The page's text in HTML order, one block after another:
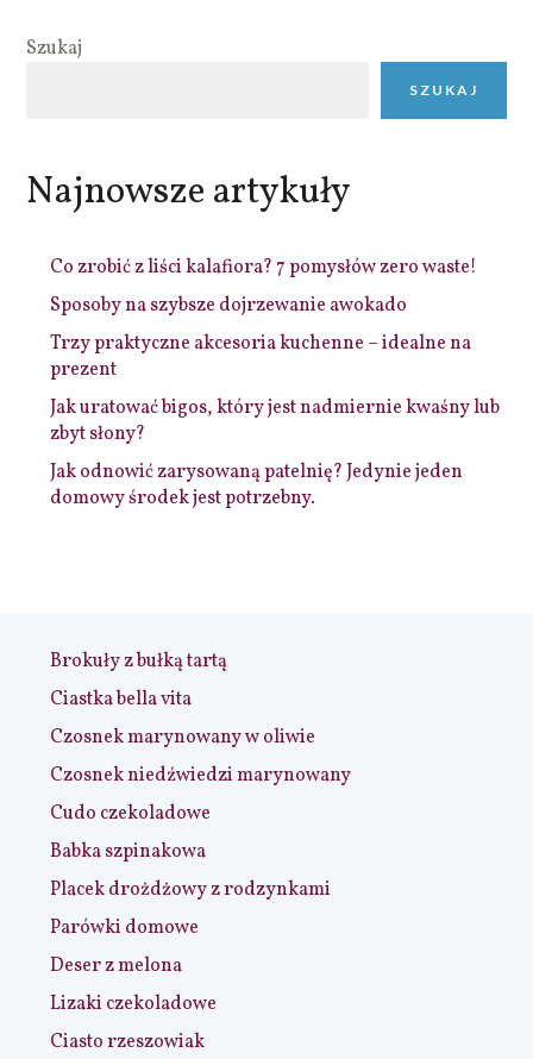
Szukaj
SZUKAJ
Najnowsze artykuły
Co zrobić z liści kalafiora? 7 pomysłów zero waste!
Sposoby na szybsze dojrzewanie awokado
Trzy praktyczne akcesoria kuchenne – idealne na
prezent
Jak uratować bigos, który jest nadmiernie kwaśny lub
zbyt słony?
Jak odnowić zarysowaną patelnię? Jedynie jeden
domowy środek jest potrzebny.
Brokuły z bułką tartą
Ciastka bella vita
Czosnek marynowany w oliwie
Czosnek niedźwiedzi marynowany
Cudo czekoladowe
Babka szpinakowa
Placek drożdżowy z rodzynkami
Parówki domowe
Deser z melona
Lizaki czekoladowe
Ciasto rzeszowiak